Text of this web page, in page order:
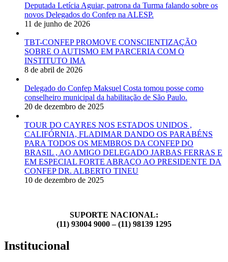
Deputada Letícia Aguiar, patrona da Turma falando sobre os
novos Delegados do Confep na ALESP.
11 de junho de 2026
TBT-CONFEP PROMOVE CONSCIENTIZAÇÃO
SOBRE O AUTISMO EM PARCERIA COM O
INSTITUTO IMA
8 de abril de 2026
Delegado do Confep Maksuel Costa tomou posse como
conselheiro municipal da habilitação de São Paulo.
20 de dezembro de 2025
TOUR DO CAYRES NOS ESTADOS UNIDOS ,
CALIFÓRNIA, FLADIMAR DANDO OS PARABÉNS
PARA TODOS OS MEMBROS DA CONFEP DO
BRASIL , AO AMIGO DELEGADO JARBAS FERRAS E
EM ESPECIAL FORTE ABRAÇO AO PRESIDENTE DA
CONFEP DR. ALBERTO TINEU
10 de dezembro de 2025
SUPORTE NACIONAL:
(11) 93004 9000 – (11) 98139 1295
Institucional